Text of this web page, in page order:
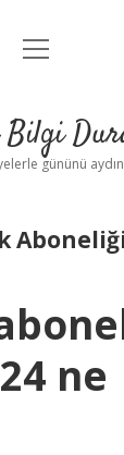
Anasayfa
Uyarı
menüyü
gününü
ne